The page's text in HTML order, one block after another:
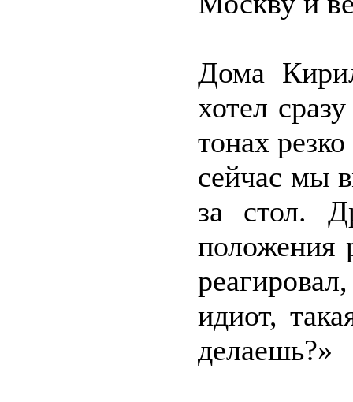
Дома
хотел
тонах
сейчас мы
за стол.
положения
идиот,
делаешь?»